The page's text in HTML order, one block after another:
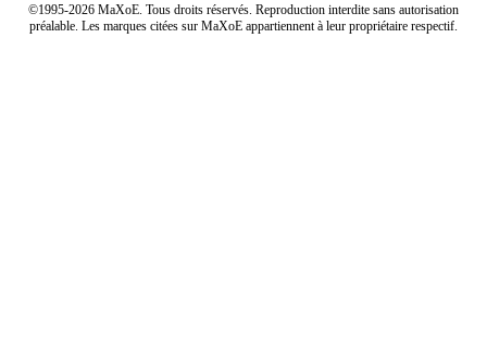
©1995-2026 MaXoE. Tous droits réservés. Reproduction interdite sans autorisation
préalable. Les marques citées sur MaXoE appartiennent à leur propriétaire respectif.